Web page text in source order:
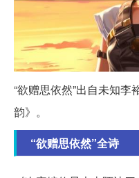
“欲赠思依然”出自未知
韵》。
“欲赠思依然”全诗